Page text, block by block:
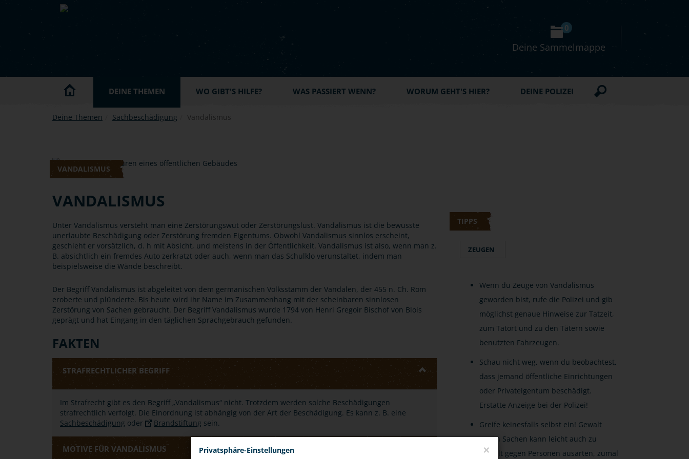
Skip to main content
Deine Sammelmappe
0
DEINE THEMEN WO GIBT'S HILFE? WAS PASSIERT WENN? WORUM GEHT'S HIER? DEINE POLIZEI
Deine Themen Sachbeschädigung Vandalismus
VANDALISMUS
VANDALISMUS
Unter Vandalismus versteht man eine Zerstörungswut oder Zerstörungslust. Vandalismus ist die bewusste
unerlaubte Beschädigung oder Zerstörung fremden Eigentums. Obwohl Vandalismus sinnlos erscheint,
geschieht er vorsätzlich, d. h mit Absicht, und meistens in der Öffentlichkeit. Vandalismus ist also, wenn man z.
B. absichtlich ein fremdes Auto zerkratzt oder auch, wenn man das Schulklo verunstaltet, indem man
beispielsweise die Wände beschreibt.
Der Begriff Vandalismus ist abgeleitet von dem germanischen Volksstamm der Vandalen, der 455 n. Ch. Rom
eroberte und plünderte. Bis heute wird ihr Name im Zusammenhang mit der scheinbaren sinnlosen
Zerstörung von Sachen gebraucht. Der Begriff Vandalismus wurde 1794 von Henri Gregoir Bischof von Blois
geprägt und hat Eingang in den täglichen Sprachgebrauch gefunden.
FAKTEN
STRAFRECHTLICHER BEGRIFF
Im Strafrecht gibt es den Begriff „Vandalismus“ nicht. Trotzdem werden solche Beschädigungen
strafrechtlich verfolgt. Die Einordnung ist abhängig von der Art der Beschädigung. Es kann z. B. eine
Sachbeschädigung oder Brandstiftung sein.
MOTIVE FÜR VANDALISMUS
TIPPS
ZEUGEN
Wenn du Zeuge von Vandalismus
geworden bist, rufe die Polizei und gib
möglichst genaue Hinweise zur Tatzeit,
zum Tatort und zu den Tätern sowie
benutzten Fahrzeugen.
Schau nicht weg, wenn du beobachtest,
dass jemand öffentliche Einrichtungen
oder Privateigentum beschädigt.
Erstatte Anzeige bei der Polizei!
Greife keinesfalls selbst ein! Gewalt
gegen Sachen kann leicht auch zu
Gewalt gegen Personen ausarten, zumal
Privatsphäre-Einstellungen ×